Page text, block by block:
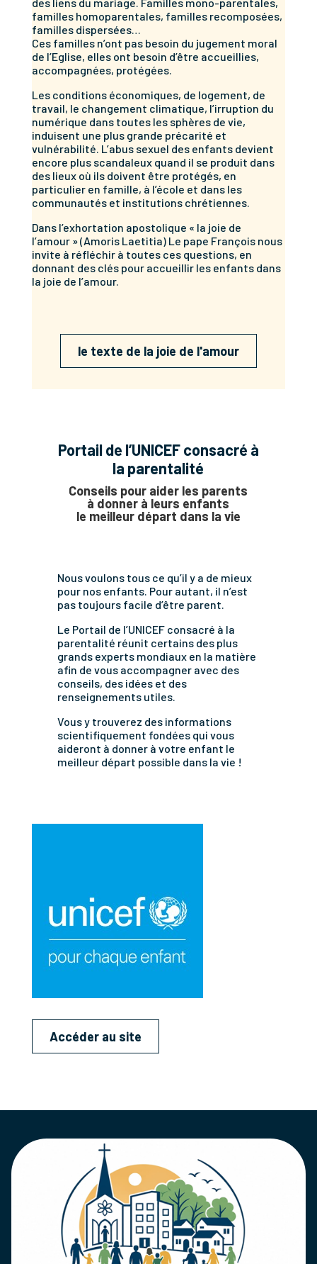
familles homoparentales, familles recomposées,
familles dispersées…
Ces familles n’ont pas besoin du jugement moral
de l’Eglise, elles ont besoin d’être accueillies,
accompagnées, protégées.
Les conditions économiques, de logement, de
travail, le changement climatique, l’irruption du
numérique dans toutes les sphères de vie,
induisent une plus grande précarité et
vulnérabilité. L’abus sexuel des enfants devient
encore plus scandaleux quand il se produit dans
des lieux où ils doivent être protégés, en
particulier en famille, à l’école et dans les
communautés et institutions chrétiennes.
Dans l’exhortation apostolique « la joie de
l’amour » (Amoris Laetitia) Le pape François nous
invite à réfléchir à toutes ces questions, en
donnant des clés pour accueillir les enfants dans
la joie de l’amour.
le texte de la joie de l'amour
Portail de l’UNICEF consacré à
la parentalité
Conseils pour aider les parents
à donner à leurs enfants
le meilleur départ dans la vie
Nous voulons tous ce qu’il y a de mieux
pour nos enfants. Pour autant, il n’est
pas toujours facile d’être parent.
Le Portail de l’UNICEF consacré à la
parentalité réunit certains des plus
grands experts mondiaux en la matière
afin de vous accompagner avec des
conseils, des idées et des
renseignements utiles.
Vous y trouverez des informations
scientifiquement fondées qui vous
aideront à donner à votre enfant le
meilleur départ possible dans la vie !
Accéder au site